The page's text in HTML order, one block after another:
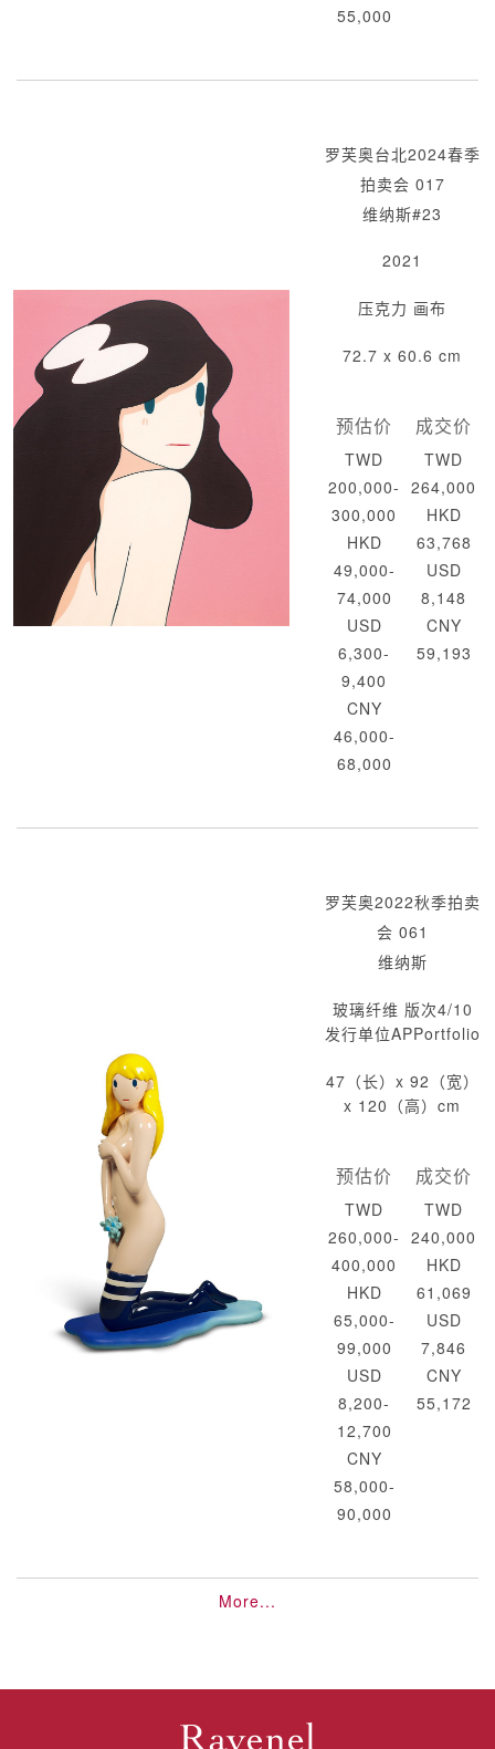
55,000
罗芙奥台北2024春季
拍卖会 017
维纳斯#23
2021
压克力 画布
72.7 x 60.6 cm
预估价
TWD
200,000-
300,000
HKD
49,000-
74,000
USD
6,300-
9,400
CNY
46,000-
68,000
成交价
TWD
264,000
HKD
63,768
USD
8,148
CNY
59,193
罗芙奥2022秋季拍卖
会 061
维纳斯
玻璃纤维 版次4/10
发行单位APPortfolio
47（长）x 92（宽）
x 120（高）cm
预估价
TWD
260,000-
400,000
HKD
65,000-
99,000
USD
8,200-
12,700
CNY
58,000-
90,000
成交价
TWD
240,000
HKD
61,069
USD
7,846
CNY
55,172
More...